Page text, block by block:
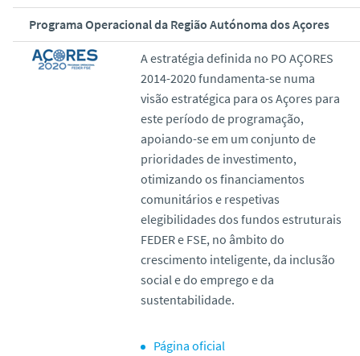
Programa Operacional da Região Autónoma dos Açores
A estratégia definida no PO AÇORES
2014-2020 fundamenta-se numa
visão estratégica para os Açores para
este período de programação,
apoiando-se em um conjunto de
prioridades de investimento,
otimizando os financiamentos
comunitários e respetivas
elegibilidades dos fundos estruturais
FEDER e FSE, no âmbito do
crescimento inteligente, da inclusão
social e do emprego e da
sustentabilidade.
Página oficial